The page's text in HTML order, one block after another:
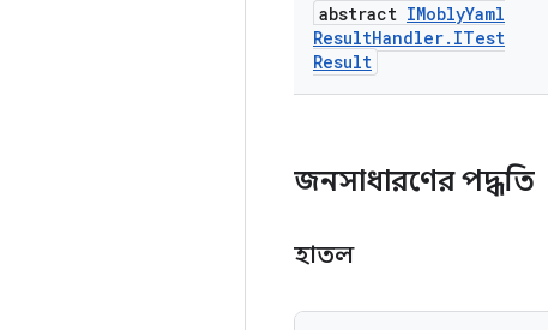
abstract IMoblyYaml
ResultHandler. ITest
Result
জনসাধারণের পদ্ধতি
হাতল